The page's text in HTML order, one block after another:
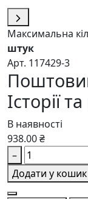
Максимальна
штук
Арт. 117429-3
Історії
В наявності
938.00 ₴
–
Додати у кошик